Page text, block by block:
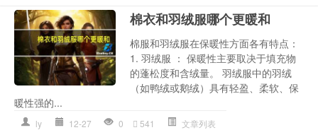
棉衣和羽绒服哪个更暖和
棉服和羽绒服在保暖性方面各有特点：
1. 羽绒服 ： 保暖性主要取决于填充物
的蓬松度和含绒量。 羽绒服中的羽绒
（如鸭绒或鹅绒）具有轻盈、柔软、保
暖性强的...
ly 12-27 0 541 文章列表